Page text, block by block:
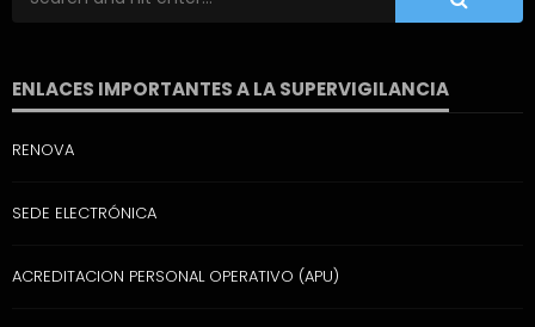
ENLACES IMPORTANTES A LA SUPERVIGILANCIA
RENOVA
SEDE ELECTRÓNICA
ACREDITACION PERSONAL OPERATIVO (APU)